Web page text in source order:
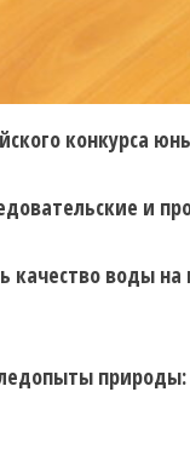
и
воды